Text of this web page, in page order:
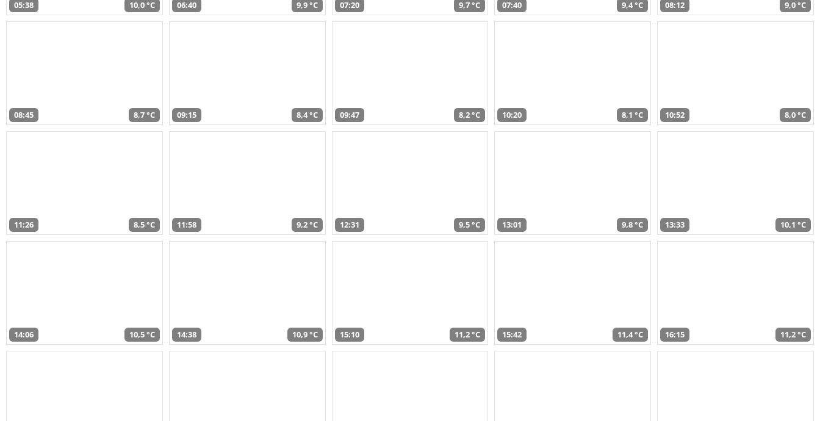
05:38 10,0 °C 06:40 9,9 °C 07:20 9,7 °C 07:40 9,4 °C 08:12 9,0 °C
08:45 8,7 °C 09:15 8,4 °C 09:47 8,2 °C 10:20 8,1 °C 10:52 8,0 °C
11:26 8,5 °C 11:58 9,2 °C 12:31 9,5 °C 13:01 9,8 °C 13:33 10,1 °C
14:06 10,5 °C 14:38 10,9 °C 15:10 11,2 °C 15:42 11,4 °C 16:15 11,2 °C